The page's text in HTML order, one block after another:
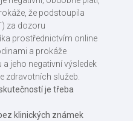
že podstoupila
za dozoru
prostřednictvím online
a prokáže
jeho negativní výsledek
zdravotních služeb.
je třeba
klinických známek